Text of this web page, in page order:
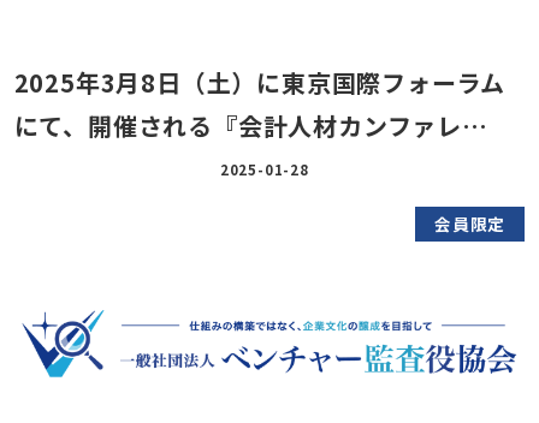
2025年3月8日（土）に東京国際フォーラム
にて、開催される『会計人材カンファレ…
2025-01-28
会員限定